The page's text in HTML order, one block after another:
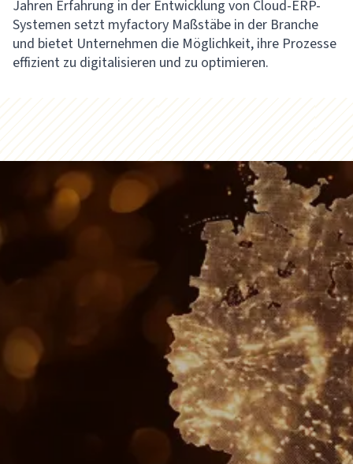
Jahren Erfahrung in der Entwicklung von Cloud-ERP-
Systemen setzt myfactory Maßstäbe in der Branche
und bietet Unternehmen die Möglichkeit, ihre Prozesse
effizient zu digitalisieren und zu optimieren.